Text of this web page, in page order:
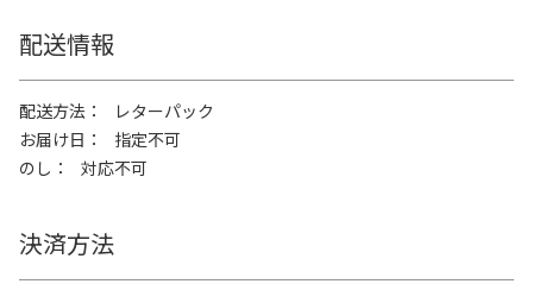
配送情報
配送方法
レターパック
お届け日
指定不可
のし
対応不可
決済方法